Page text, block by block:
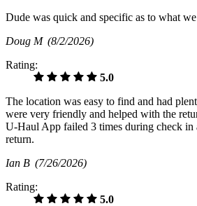
Dude was quick and specific as to what
Doug M (8/2/2026)
Rating:
5.0
The location was easy to find and had
were very friendly and helped with the
U-Haul App failed 3 times during check in
return.
Ian B (7/26/2026)
Rating:
5.0